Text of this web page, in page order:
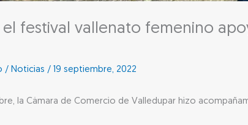
el festival vallenato femenino
/ Noticias /19 septiembre, 2022
la Cámara de Comercio de Valledupar hizo